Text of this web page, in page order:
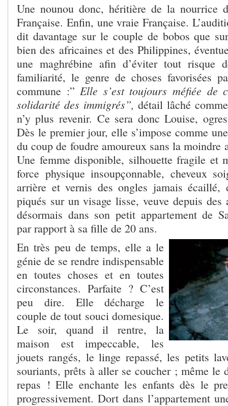
Une nounou donc, héritière de la nourrice
Française. Enfin, une vraie Française.
dit davantage sur le couple de bobos que
bien des africaines et des Philippines,
une maghrébine afin d’éviter tout risque
familiarité, le genre de choses favorisées
commune :” Elle s’est toujours méfiée de
solidarité des immigrés”,détail lâché
n’y plus revenir. Ce sera donc Louise,
Dès le premier jour, elle s’impose comme
du coup de foudre amoureux sans la moindre
Une femme disponible, silhouette fragile et
force physique insoupçonnable, cheveux
arrière et vernis des ongles jamais écaillé,
piqués sur un visage lisse, veuve depuis des
désormais dans son petit appartement de
par rapport à sa fille de 20 ans.
En très peu de temps, elle a le
génie de se rendre indispensable
en toutes choses et en toutes
circonstances. Parfaite ? C’est
peu dire. Elle décharge le
couple de tout souci domesique.
Le soir, quand il rentre, la
maison est impeccable, les
jouets rangés, le linge repassé, les petits
souriants, prêts à aller se coucher ; même le
repas ! Elle enchante les enfants dès le
progressivement. Dort dans l’appartement